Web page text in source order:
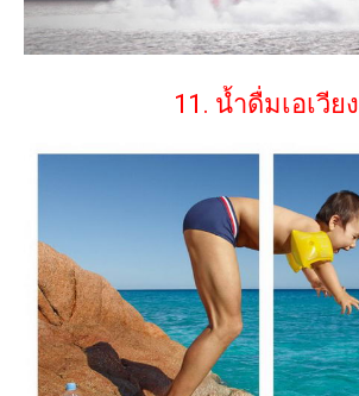
11. น้ำดื่มเอเวียง